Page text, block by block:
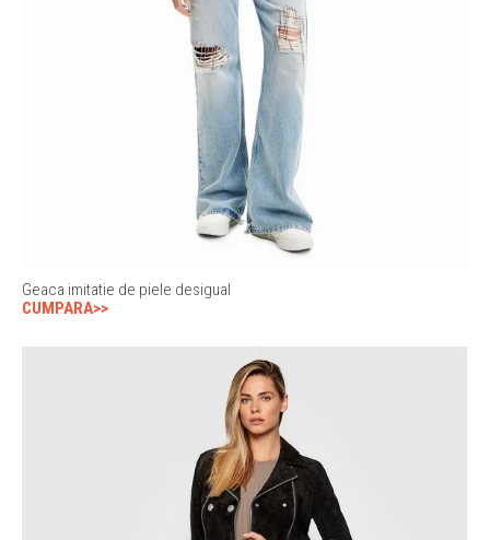
Geaca imitatie de piele desigual
CUMPARA>>